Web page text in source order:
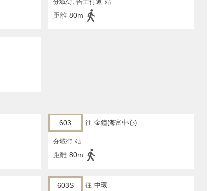
分域街, 告士打道 站
距離 80m
603 往 金鐘(海富中心)
分域街 站
距離 80m
603S 往 中環